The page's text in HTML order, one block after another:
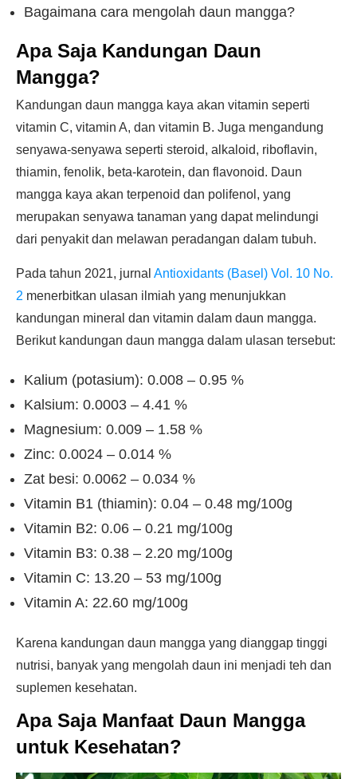
Bagaimana cara mengolah daun mangga?
Apa Saja Kandungan Daun
Mangga?
Kandungan daun mangga kaya akan vitamin seperti
vitamin C, vitamin A, dan vitamin B. Juga mengandung
senyawa-senyawa seperti steroid, alkaloid, riboflavin,
thiamin, fenolik, beta-karotein, dan flavonoid. Daun
mangga kaya akan terpenoid dan polifenol, yang
merupakan senyawa tanaman yang dapat melindungi
dari penyakit dan melawan peradangan dalam tubuh.
Pada tahun 2021, jurnal Antioxidants (Basel) Vol. 10 No.
2 menerbitkan ulasan ilmiah yang menunjukkan
kandungan mineral dan vitamin dalam daun mangga.
Berikut kandungan daun mangga dalam ulasan tersebut:
Kalium (potasium): 0.008 – 0.95 %
Kalsium: 0.0003 – 4.41 %
Magnesium: 0.009 – 1.58 %
Zinc: 0.0024 – 0.014 %
Zat besi: 0.0062 – 0.034 %
Vitamin B1 (thiamin): 0.04 – 0.48 mg/100g
Vitamin B2: 0.06 – 0.21 mg/100g
Vitamin B3: 0.38 – 2.20 mg/100g
Vitamin C: 13.20 – 53 mg/100g
Vitamin A: 22.60 mg/100g
Karena kandungan daun mangga yang dianggap tinggi
nutrisi, banyak yang mengolah daun ini menjadi teh dan
suplemen kesehatan.
Apa Saja Manfaat Daun Mangga
untuk Kesehatan?